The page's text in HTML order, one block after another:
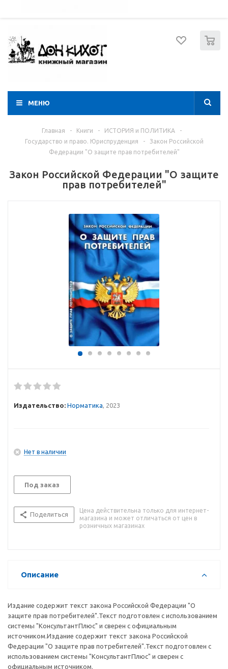
МЕНЮ
Главная - Книги - ИСТОРИЯ и ПОЛИТИКА
-
Государство и право. Юриспруденция
-
Закон Российской
Федерации "О защите прав потребителей"
Закон Российской Федерации "О защите
прав потребителей"
Издательство: Норматика, 2023
Нет в наличии
Под заказ
Поделиться
Цена действительна только для интернет-
магазина и может отличаться от цен в
розничных магазинах
Описание
Издание содержит текст закона Российской Федерации "О
защите прав потребителей".Текст подготовлен с использованием
системы "КонсультантПлюс" и сверен с официальным
источником.Издание содержит текст закона Российской
Федерации "О защите прав потребителей".Текст подготовлен с
использованием системы "КонсультантПлюс" и сверен с
официальным источником.